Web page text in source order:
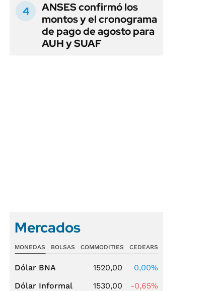
ANSES confirmó los
montos y el cronograma
de pago de agosto para
AUH y SUAF
Mercados
MONEDAS BOLSAS COMMODITIES CEDEARS
Dólar BNA 1520,00
0,00%
Dólar Informal
1530,00
-0,65%